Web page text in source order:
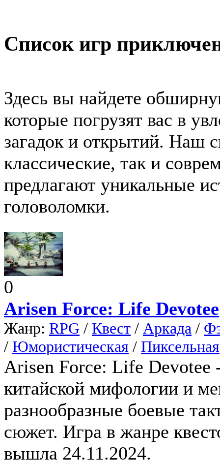
Список игр
Здесь вы найдете
которые погрузят вас в
загадок и открытий. Наш
классические, так и
предлагают уникальные
головоломки.
0
Arisen Force: Life Devotee
Жанр: RPG / Квест / Аркада /
/ Юмористическая / Пиксельная
Arisen Force: Life Devotee
китайской мифологии и
разнообразные боевые
сюжет. Игра в жанре
вышла 24.11.2024.